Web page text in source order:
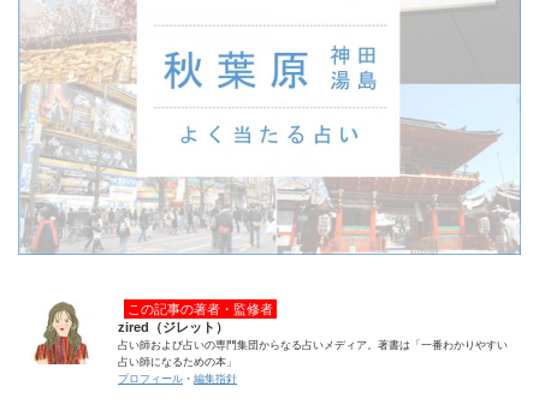
この記事の著者・監修者
zired（ジレット）
占い師および占いの専門集団からなる占いメディア。著書は「一番わかりやすい
占い師になるための本」
プロフィール ・ 編集指針